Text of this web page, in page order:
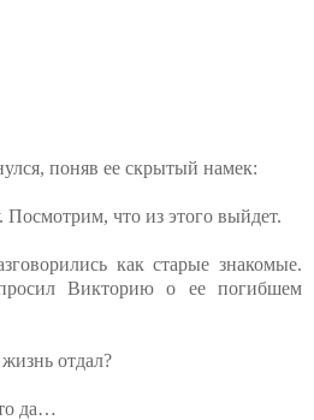
поняв ее скрытый намек:
что из этого выйдет.
как старые знакомые.
Викторию о ее погибшем
отдал?
да…